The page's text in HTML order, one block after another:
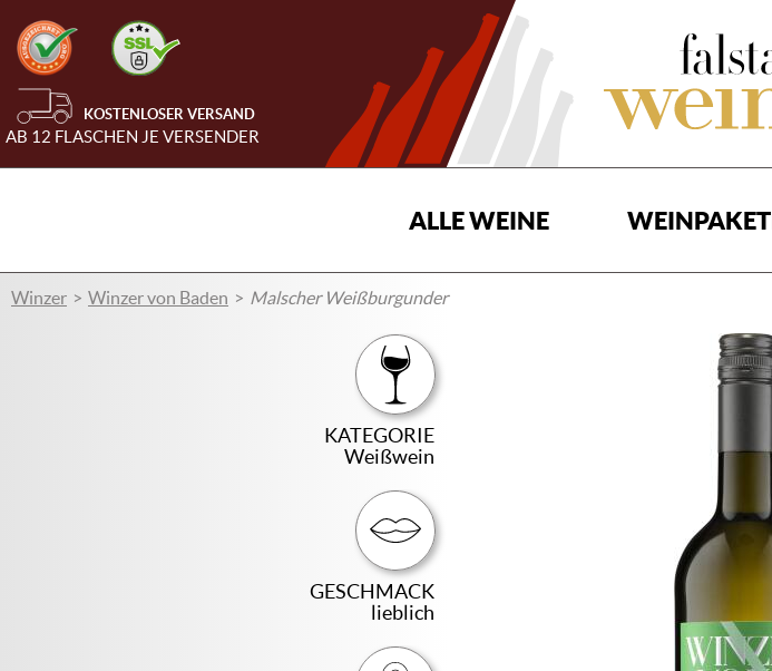
KOSTENLOSER VERSAND
AB 12 FLASCHEN JE VERSENDER
ALLE WEINE
Winzer Winzer von Baden Malscher Weißburgunder
KATEGORIE
Weißwein
GESCHMACK
lieblich